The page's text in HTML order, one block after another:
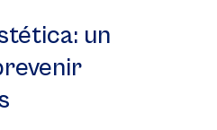
un